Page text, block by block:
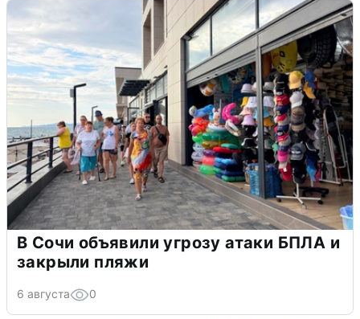
В Сочи объявили угрозу атаки БПЛА и
закрыли пляжи
6 августа 0